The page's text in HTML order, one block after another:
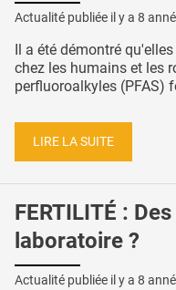
Actualité publiée il y a 8
Il a été démontré
chez les humains et les
perfluoroalkyles (PFAS)
LIRE LA SUITE
FERTILITÉ :
laboratoire ?
Actualité publiée il y a 8